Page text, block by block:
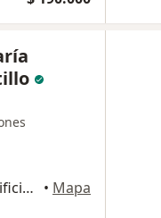
Calle 8 # 19-80. Consultorio 501. Edificio Premium, Pereira • Mapa